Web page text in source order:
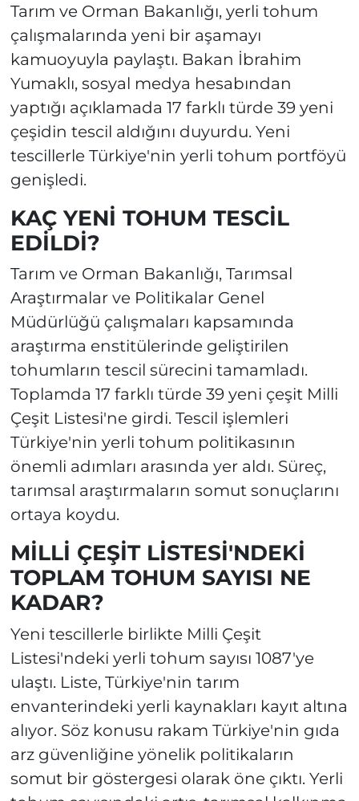
Tarım ve Orman Bakanlığı, yerli tohum
çalışmalarında yeni bir aşamayı
kamuoyuyla paylaştı. Bakan İbrahim
Yumaklı, sosyal medya hesabından
yaptığı açıklamada 17 farklı türde 39 yeni
çeşidin tescil aldığını duyurdu. Yeni
tescillerle Türkiye'nin yerli tohum portföyü
genişledi.
KAÇ YENİ TOHUM TESCİL
EDİLDİ?
Tarım ve Orman Bakanlığı, Tarımsal
Araştırmalar ve Politikalar Genel
Müdürlüğü çalışmaları kapsamında
araştırma enstitülerinde geliştirilen
tohumların tescil sürecini tamamladı.
Toplamda 17 farklı türde 39 yeni çeşit Milli
Çeşit Listesi'ne girdi. Tescil işlemleri
Türkiye'nin yerli tohum politikasının
önemli adımları arasında yer aldı. Süreç,
tarımsal araştırmaların somut sonuçlarını
ortaya koydu.
MİLLİ ÇEŞİT LİSTESİ'NDEKİ
TOPLAM TOHUM SAYISI NE
KADAR?
Yeni tescillerle birlikte Milli Çeşit
Listesi'ndeki yerli tohum sayısı 1087'ye
ulaştı. Liste, Türkiye'nin tarım
envanterindeki yerli kaynakları kayıt altına
alıyor. Söz konusu rakam Türkiye'nin gıda
arz güvenliğine yönelik politikaların
somut bir göstergesi olarak öne çıktı. Yerli